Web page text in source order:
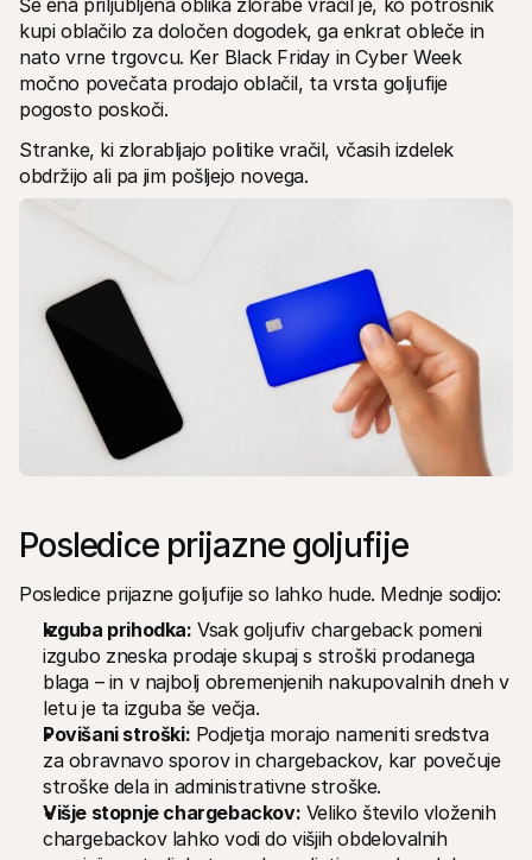
Še ena priljubljena oblika zlorabe vračil je, ko potrošnik
kupi oblačilo za določen dogodek, ga enkrat obleče in
nato vrne trgovcu. Ker Black Friday in Cyber Week
močno povečata prodajo oblačil, ta vrsta goljufije
pogosto poskoči.
Stranke, ki zlorabljajo politike vračil, včasih izdelek
obdržijo ali pa jim pošljejo novega.
Posledice prijazne goljufije
Posledice prijazne goljufije so lahko hude. Mednje sodijo:
Izguba prihodka: Vsak goljufiv chargeback pomeni
izgubo zneska prodaje skupaj s stroški prodanega
blaga – in v najbolj obremenjenih nakupovalnih dneh v
letu je ta izguba še večja.
Povišani stroški: Podjetja morajo nameniti sredstva
za obravnavo sporov in chargebackov, kar povečuje
stroške dela in administrativne stroške.
Višje stopnje chargebackov: Veliko število vloženih
chargebackov lahko vodi do višjih obdelovalnih